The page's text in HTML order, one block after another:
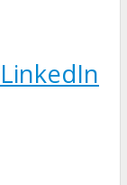
LinkedIn